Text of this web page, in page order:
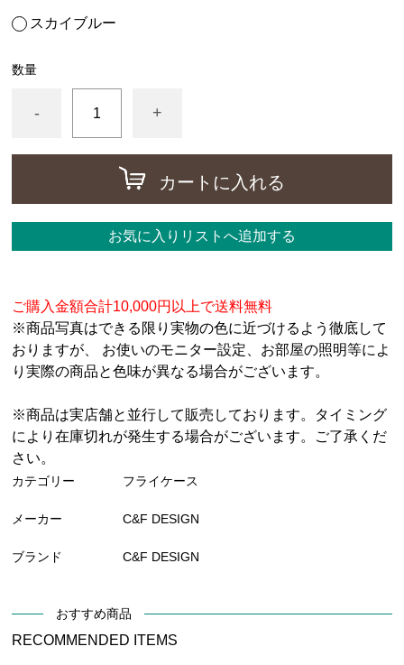
スカイブルー
数量
- +
カートに入れる
お気に入りリストへ追加する
ご購入金額合計10,000円以上で送料無料
※商品写真はできる限り実物の色に近づけるよう徹底して
おりますが、 お使いのモニター設定、お部屋の照明等によ
り実際の商品と色味が異なる場合がございます。
※商品は実店舗と並行して販売しております。タイミング
により在庫切れが発生する場合がございます。ご了承くだ
さい。
カテゴリー フライケース
メーカー C&F DESIGN
ブランド C&F DESIGN
おすすめ商品
RECOMMENDED ITEMS